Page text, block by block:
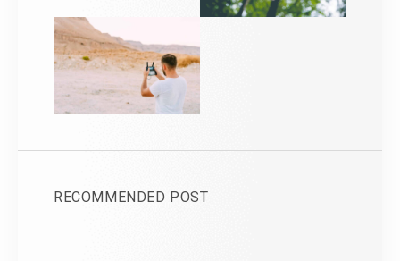
RECOMMENDED POST